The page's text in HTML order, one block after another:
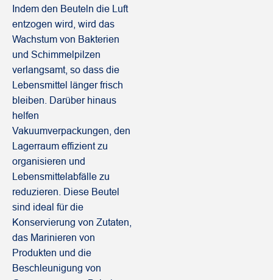
Indem den Beuteln die Luft
entzogen wird, wird das
Wachstum von Bakterien
und Schimmelpilzen
verlangsamt, so dass die
Lebensmittel länger frisch
bleiben. Darüber hinaus
helfen
Vakuumverpackungen, den
Lagerraum effizient zu
organisieren und
Lebensmittelabfälle zu
reduzieren. Diese Beutel
sind ideal für die
Konservierung von Zutaten,
das Marinieren von
Produkten und die
Beschleunigung von